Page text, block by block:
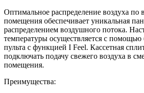
Оптимальное распределение воздуха по
помещения обеспечивает уникальная
распределением воздушного потока.
температуры осуществляется с
пульта с функцией I Feel. Кассетная
подключать подачу свежего воздуха в
помещения.
Преимущества: